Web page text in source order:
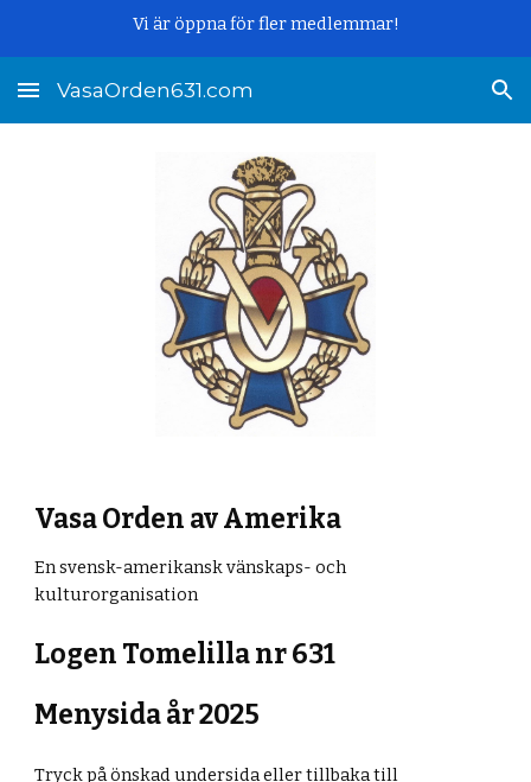
Vi är öppna för fler medlemmar!
VasaOrden631.com
Vasa Orden av Amerika
En svensk-amerikansk vänskaps- och
kulturorganisation
Logen Tomelilla nr 631
Menysida år 2025
Tryck på önskad undersida eller tillbaka till